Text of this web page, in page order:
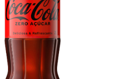
8º detergente
9 º macarrão
10º chocolate